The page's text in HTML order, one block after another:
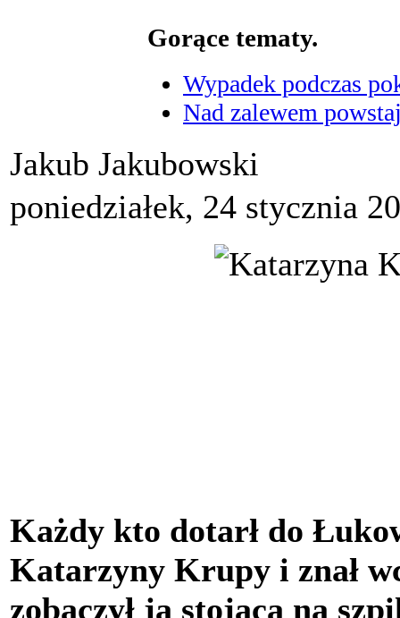
Gorące tematy.
Wypadek podczas
Nad zalewem
Jakub Jakubowski
poniedziałek, 24 stycznia
Każdy kto dotarł do
Katarzyny Krupy i znał
zobaczył ją stojącą na